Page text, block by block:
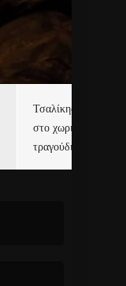
Τσαλίκης,
στο χωριό του Άι
τραγούδι και video